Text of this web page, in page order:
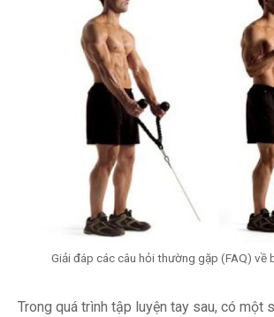
Giải đáp các câu hỏi thường gặp (FAQ) về
Trong quá trình tập luyện tay sau, có một